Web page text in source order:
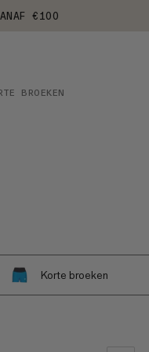
€100
BROEKEN
Korte broeken